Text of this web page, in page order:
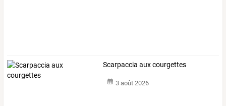
Scarpaccia aux courgettes
3 août 2026